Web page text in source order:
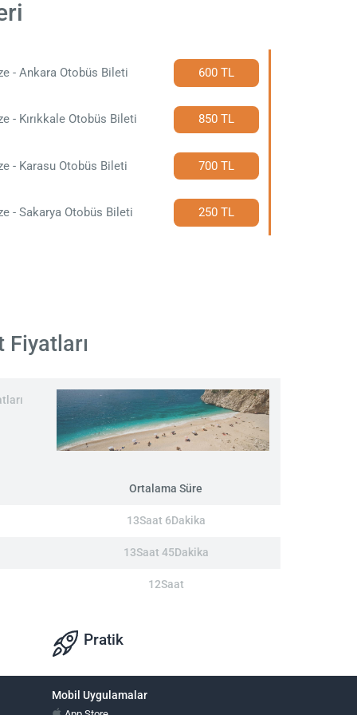
- Ankara Otobüs Bileti 600 TL
- Kırıkkale Otobüs Bileti 850 TL
- Karasu Otobüs Bileti 700 TL
- Sakarya Otobüs Bileti 250 TL
Ortalama Süre
13Saat 6Dakika
13Saat 45Dakika
12Saat
Pratik
Mobil Uygulamalar